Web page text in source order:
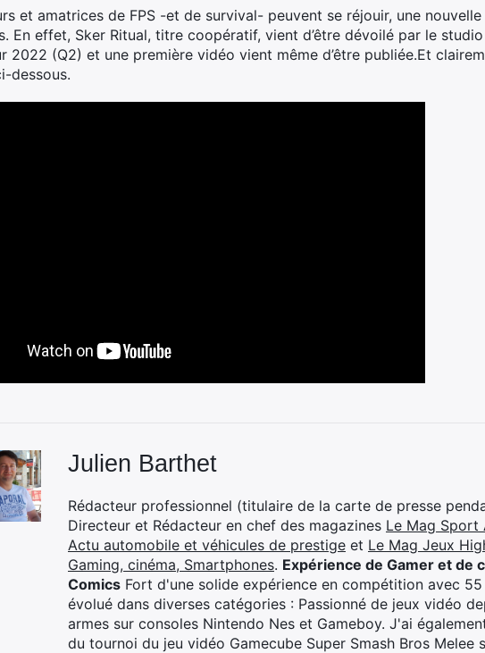
et amatrices de FPS -et de survival- peuvent se réjouir, une
En effet, Sker Ritual, titre coopératif, vient d’être dévoilé par le
2022 (Q2) et une première vidéo vient même d’être publiée.Et
dessous.
Julien Barthet
Rédacteur professionnel (titulaire de la carte de presse
Directeur et Rédacteur en chef des magazines Le Mag Sport
Actu automobile et véhicules de prestige et Le Mag Jeux
Gaming, cinéma, Smartphones. Expérience de Gamer et de
Comics Fort d'une solide expérience en compétition avec
évolué dans diverses catégories : Passionné de jeux vidéo
armes sur consoles Nintendo Nes et Gameboy. J'ai
du tournoi du jeu vidéo Gamecube Super Smash Bros Melee